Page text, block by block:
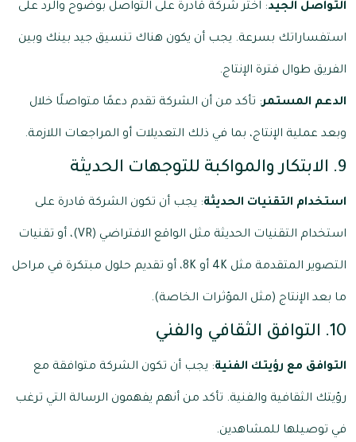
التواصل الجيد: اختر شركة قادرة على التواصل بوضوح والرد على
استفساراتك بسرعة. يجب أن يكون هناك تنسيق جيد بينك وبين
الفريق طوال فترة الإنتاج.
الدعم المستمر: تأكد من أن الشركة تقدم دعمًا متواصلًا خلال
وبعد عملية الإنتاج، بما في ذلك التعديلات أو المراجعات اللازمة.
9. الابتكار والمواكبة للتوجهات الحديثة
استخدام التقنيات الحديثة: يجب أن تكون الشركة قادرة على
استخدام التقنيات الحديثة مثل الواقع الافتراضي (VR)، أو تقنيات
التصوير المتقدمة مثل 4K أو 8K، أو تقديم حلول مبتكرة في مراحل
ما بعد الإنتاج (مثل المؤثرات الخاصة).
10. التوافق الثقافي والفني
التوافق مع رؤيتك الفنية: يجب أن تكون الشركة متوافقة مع
رؤيتك الثقافية والفنية. تأكد من أنهم يفهمون الرسالة التي ترغب
في توصيلها للمشاهدين.